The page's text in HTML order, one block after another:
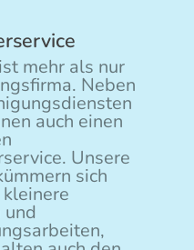
mehr als nur
Neben
auch einen
Unsere
sich